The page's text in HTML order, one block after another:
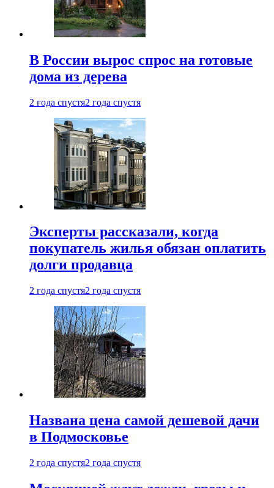
В России вырос спрос на готовые
дома из дерева
2 года спустя2 года спустя
Эксперты рассказали, когда
покупатель жилья обязан оплатить
долги продавца
2 года спустя2 года спустя
Названа цена самой дешевой дачи
в Подмосковье
2 года спустя2 года спустя